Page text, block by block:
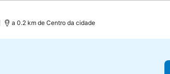
a 0.2 km de Centro da cidade